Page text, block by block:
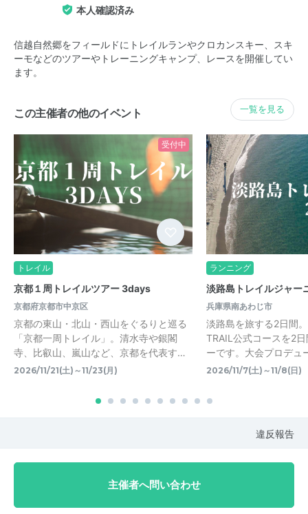
本人確認済み
信越自然郷をフィールドにトレイルランやクロカンスキー、スキ
ーモなどのツアーやトレーニングキャンプ、レースを開催してい
ます。
この主催者の他のイベント 一覧を見る
受付中
トレイル
京都１周トレイルツアー 3days
京都府京都市中京区
京都の東山・北山・西山をぐるりと巡る
「京都一周トレイル」。清水寺や銀閣
寺、比叡山、嵐山など、京都を代表す…
2026/11/21(土)～11/23(月)
ランニング
淡路島トレイルジャー
兵庫県南あわじ市
淡路島を旅する2日間
TRAIL公式コースを2
ーです。大会プロデュ
2026/11/7(土)～11/8(日)
違反報告
主催者へ問い合わせ